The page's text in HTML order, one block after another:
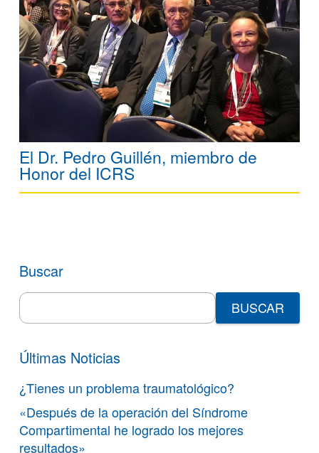
El Dr. Pedro Guillén, miembro de
Honor del ICRS
Buscar
Search
for:
Últimas Noticias
¿Tienes un problema traumatológico?
«Después de la operación del Síndrome
Compartimental he logrado los mejores
resultados»